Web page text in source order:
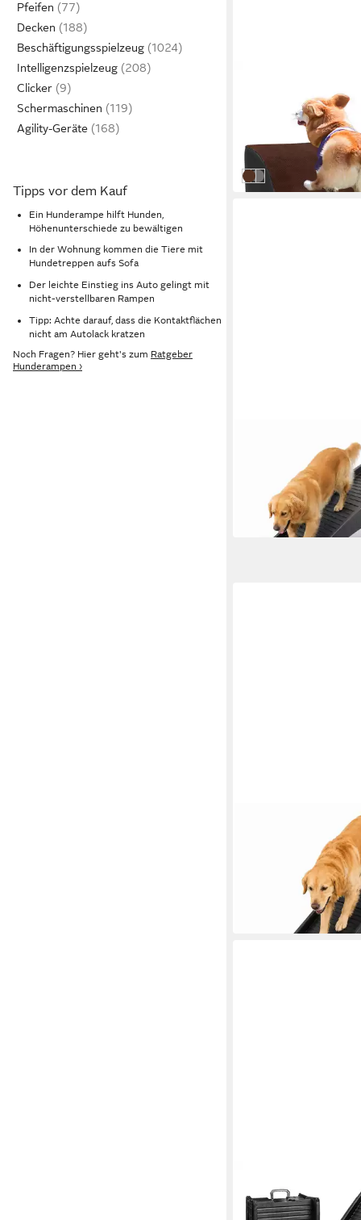
Pfeifen
Decken
Beschäftigungsspielzeug
Intelligenzspielzeug
Clicker
Schermaschinen
Agility-Geräte
Tipps vor dem Kauf
Ein Hunderampe hilft Hunden,
Höhenunterschiede zu bewältigen
In der Wohnung kommen die Tiere mit
Hundetreppen aufs Sofa
Der leichte Einstieg ins Auto gelingt mit
nicht-verstellbaren Rampen
Tipp: Achte darauf, dass die Kontaktflächen
nicht am Autolack kratzen
Noch Fragen? Hier geht's zum Ratgeber
Hunderampen ›
Hunderampe
Schichten
Hundetreppe
ab 29,93 € UVP50,00 €
-40%
in 2-3 Werktagen bei dir
Dunkelbraun
Hellgrau
Hunderampe Bituxx
Hunderampe /
30,90 € UVP38,90 €
in 2-3 Werktagen bei dir
Hunderampe
/ Einstiegshilfe
UVP42,90 €
in 2-3 Werktagen bei dir
Hunderampe
Hunde Rampe